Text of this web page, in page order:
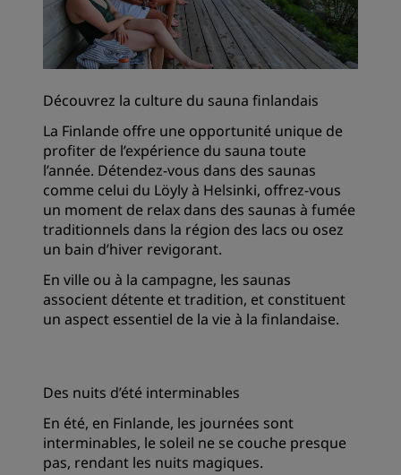
Découvrez la culture du sauna finlandais
La Finlande offre une opportunité unique de
profiter de l’expérience du sauna toute
l’année. Détendez-vous dans des saunas
comme celui du Löyly à Helsinki, offrez-vous
un moment de relax dans des saunas à fumée
traditionnels dans la région des lacs ou osez
un bain d’hiver revigorant.
En ville ou à la campagne, les saunas
associent détente et tradition, et constituent
un aspect essentiel de la vie à la finlandaise.
Des nuits d’été interminables
En été, en Finlande, les journées sont
interminables, le soleil ne se couche presque
pas, rendant les nuits magiques.